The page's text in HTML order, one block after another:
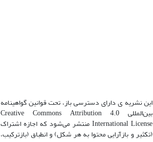
این نشریه ی دارای دسترسی باز، تحت قوانین گواهینامه
بین‌المللی Creative Commons Attribution 4.0
International License منتشر می‌شود که اجازه اشتراک
(تکثیر و بازآرایی محتوا به هر شکل) و انطباق (بازترکیب،